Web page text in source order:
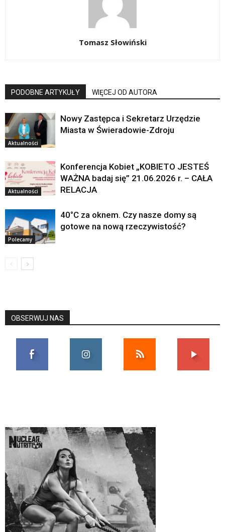
Tomasz Słowiński
PODOBNE ARTYKUŁY WIĘCEJ OD AUTORA
Aktualności
Nowy Zastępca i Sekretarz Urzędzie
Miasta w Świeradowie-Zdroju
Aktualności
Konferencja Kobiet „KOBIETO JESTEŚ
WAŻNA badaj się” 21.06.2026 r. – CAŁA
RELACJA
Polecamy
40°C za oknem. Czy nasze domy są
gotowe na nową rzeczywistość?
OBSERWUJ NAS